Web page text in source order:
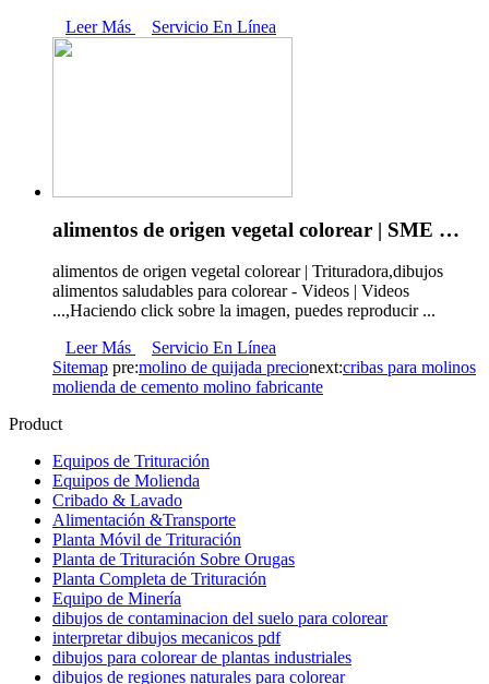
Leer Más
Servicio En Línea
alimentos de origen vegetal colorear | SME …
alimentos de origen vegetal colorear | Trituradora,dibujos
alimentos saludables para colorear - Videos | Videos
...,Haciendo click sobre la imagen, puedes reproducir ...
Leer Más
Servicio En Línea
Sitemap pre:molino de quijada precionext:cribas para molinos
molienda de cemento molino fabricante
Product
Equipos de Trituración
Equipos de Molienda
Cribado & Lavado
Alimentación &Transporte
Planta Móvil de Trituración
Planta de Trituración Sobre Orugas
Planta Completa de Trituración
Equipo de Minería
dibujos de contaminacion del suelo para colorear
interpretar dibujos mecanicos pdf
dibujos para colorear de plantas industriales
dibujos de regiones naturales para colorear